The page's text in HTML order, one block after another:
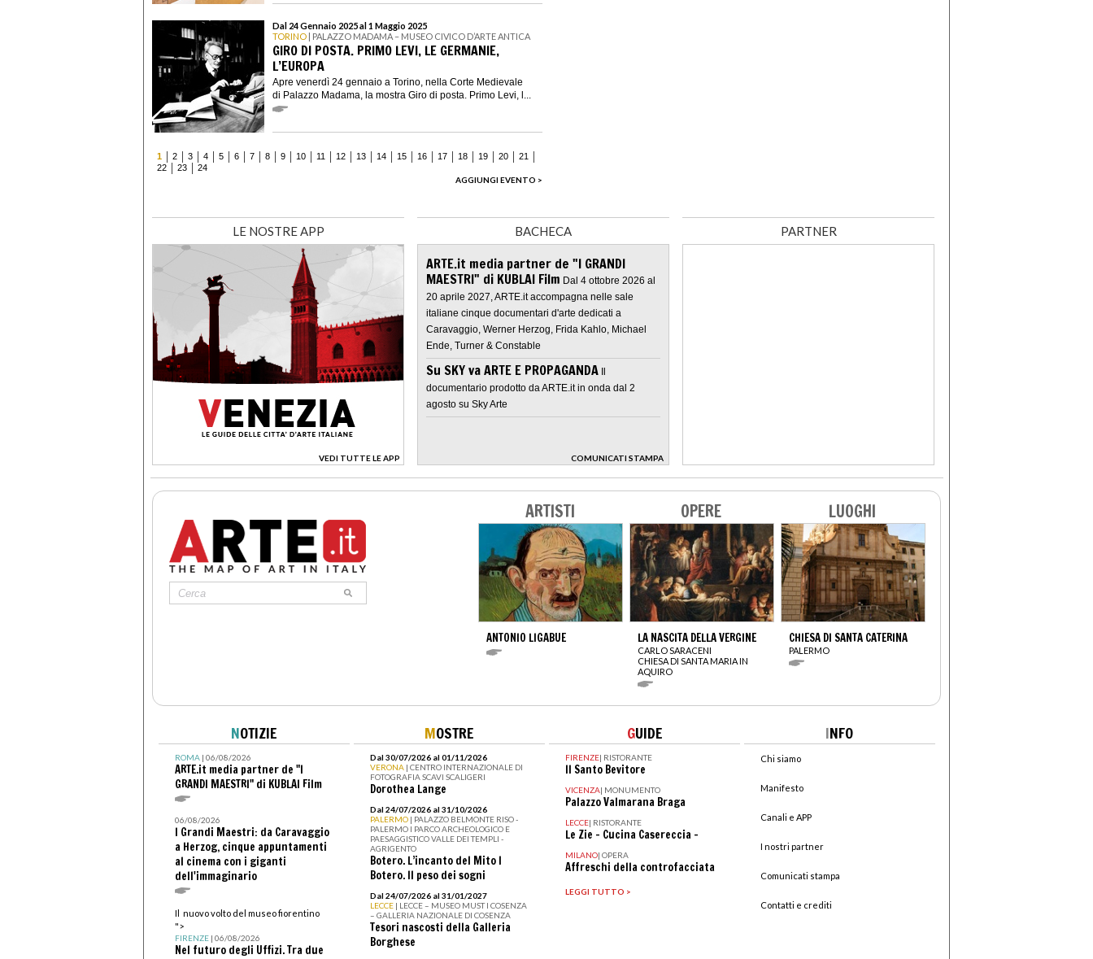
Dal 24 Gennaio 2025 al 1 Maggio 2025
TORINO | PALAZZO MADAMA – MUSEO CIVICO D’ARTE ANTICA
GIRO DI POSTA. PRIMO LEVI, LE GERMANIE,
L’EUROPA
Apre venerdì 24 gennaio a Torino, nella Corte Medievale
di Palazzo Madama, la mostra Giro di posta. Primo Levi, l...
1 2 3 4 5 6 7 8 9 10 11 12 13 14 15 16 17 18 19 20
21
22
23
24
AGGIUNGI EVENTO >
LE NOSTRE APP
VEDI TUTTE LE APP
>
BACHECA
ARTE.it media partner de "I GRANDI
MAESTRI" di KUBLAI Film Dal 4 ottobre 2026 al
20 aprile 2027, ARTE.it accompagna nelle sale
italiane cinque documentari d'arte dedicati a
Caravaggio, Werner Herzog, Frida Kahlo, Michael
Ende, Turner & Constable
Su SKY va ARTE E PROPAGANDA
documentario prodotto da ARTE.it in onda dal 2
agosto su Sky Arte
COMUNICATI STAMPA
>
PARTNER
ARTISTI
ANTONIO LIGABUE
OPERE
LA NASCITA DELLA VERGINE
CARLO SARACENI
CHIESA DI SANTA MARIA IN
AQUIRO
LUOGHI
CHIESA DI SANTA CATERINA
PALERMO
NOTIZIE
ROMA| 06/08/2026
ARTE.it media partner de "I
GRANDI MAESTRI" di KUBLAI Film
06/08/2026
I Grandi Maestri: da Caravaggio
a Herzog, cinque appuntamenti
al cinema con i giganti
dell'immaginario
Il nuovo volto del museo fiorentino
">
FIRENZE| 06/08/2026
Nel futuro degli Uffizi. Tra due
MOSTRE
Dal 30/07/2026 al 01/11/2026
VERONA | CENTRO INTERNAZIONALE DI
FOTOGRAFIA SCAVI SCALIGERI
Dorothea Lange
Dal 24/07/2026 al 31/10/2026
PALERMO | PALAZZO BELMONTE RISO -
PALERMO I PARCO ARCHEOLOGICO E
PAESAGGISTICO VALLE DEI TEMPLI -
AGRIGENTO
Botero. L’incanto del Mito I
Botero. Il peso dei sogni
Dal 24/07/2026 al 31/01/2027
LECCE | LECCE – MUSEO MUST I COSENZA
– GALLERIA NAZIONALE DI COSENZA
Tesori nascosti della Galleria
Borghese
GUIDE
FIRENZE| RISTORANTE
Il Santo Bevitore
VICENZA| MONUMENTO
Palazzo Valmarana Braga
LECCE| RISTORANTE
Le Zie - Cucina Casereccia -
MILANO| OPERA
Affreschi della controfacciata
LEGGI TUTTO >
INFO
Chi siamo
Manifesto
Canali e APP
I nostri partner
Comunicati stampa
Contatti e crediti